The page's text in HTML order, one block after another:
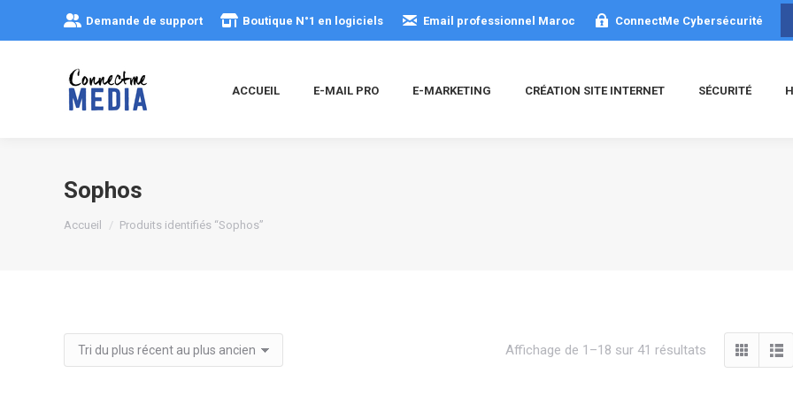
Demande de support Boutique N°1 en logiciels Email professionnel Maroc ConnectMe Cybersécurité
ACCUEIL E-MAIL PRO E-MARKETING CRÉATION SITE INTERNET SÉCURITÉ
Sophos
Vous êtes ici :
Accueil Produits identifiés “Sophos”
Affichage de 1–18 sur 41 résultats